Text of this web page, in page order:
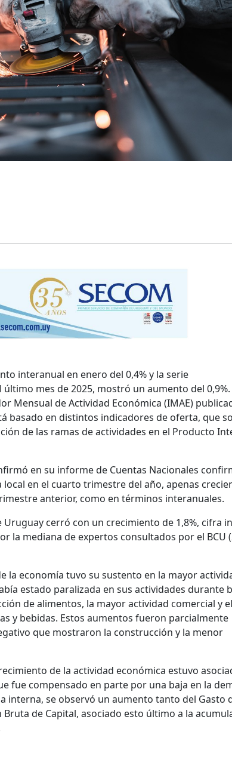
interanual en enero del 0,4% y la serie
mes de 2025, mostró un aumento del 0,9%.
Mensual de Actividad Económica (IMAE)
basado en distintos indicadores de oferta, que
de las ramas de actividades en el Producto
en su informe de Cuentas Nacionales
en el cuarto trimestre del año, apenas
anterior, como en términos interanuales.
Uruguay cerró con un crecimiento de 1,8%, cifra
la mediana de expertos consultados por el BCU
la economía tuvo su sustento en la mayor
estado paralizada en sus actividades durante
de alimentos, la mayor actividad comercial y el
y bebidas. Estos aumentos fueron parcialmente
que mostraron la construcción y la menor
de la actividad económica estuvo
fue compensado en parte por una baja en la
interna, se observó un aumento tanto del Gasto
de Capital, asociado esto último a la